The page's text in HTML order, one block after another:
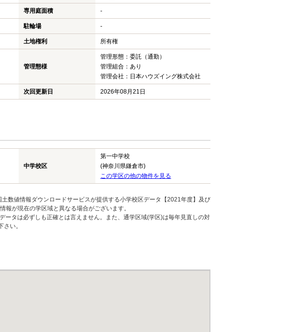
専用庭面積 -
駐輪場 -
土地権利 所有権
管理態様
管理形態：委託（通勤）
管理組合：あり
管理会社：日本ハウズイング株式会社
次回更新日
2026年08月21日
中学校区
第一中学校
(神奈川県鎌倉市)
この学区の他の物件を見る
数値情報ダウンロードサービスが提供する小学校区データ【2021年度】及び
が現在の学区域と異なる場合がございます。
ータは必ずしも正確とは言えません。また、通学区域(学区)は毎年見直しの対
い。